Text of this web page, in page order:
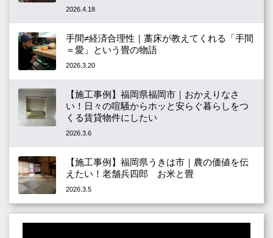
2026.4.18
手間≠経済合理性｜藁床が教えてくれる「手間
＝愛」という畳の物語
2026.3.20
【施工事例】福岡県福岡市｜おかえりなさ
い！日々の喧騒からホッと安らぐ暮らしをつ
くる賃貸物件にしたい
2026.3.6
【施工事例】福岡県うきは市｜農の価値を伝
えたい！老舗兵四郎 お米と畳
2026.3.5